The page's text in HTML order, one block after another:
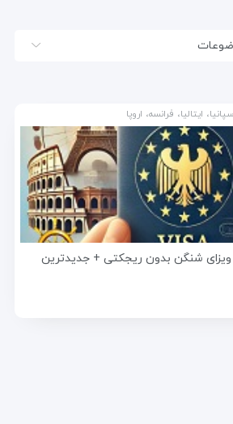
ایتالیا، فرانسه، اروپا
ویزای شنگن بدون ریجکتی + جدیدترین